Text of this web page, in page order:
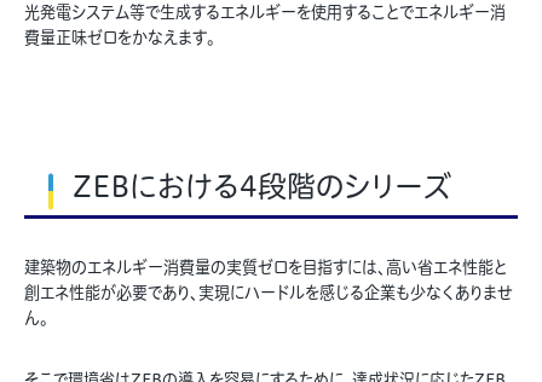
光発電システム等で生成するエネルギーを使用することでエネルギー消
費量正味ゼロをかなえます。
ZEBにおける4段階のシリーズ
建築物のエネルギー消費量の実質ゼロを目指すには、高い省エネ性能と
創エネ性能が必要であり、実現にハードルを感じる企業も少なくありませ
ん。